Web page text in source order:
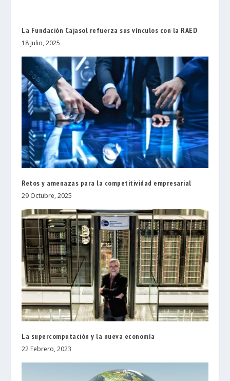
La Fundación Cajasol refuerza sus vínculos con la RAED
18 Julio, 2025
Retos y amenazas para la competitividad empresarial
29 Octubre, 2025
La supercomputación y la nueva economía
22 Febrero, 2023